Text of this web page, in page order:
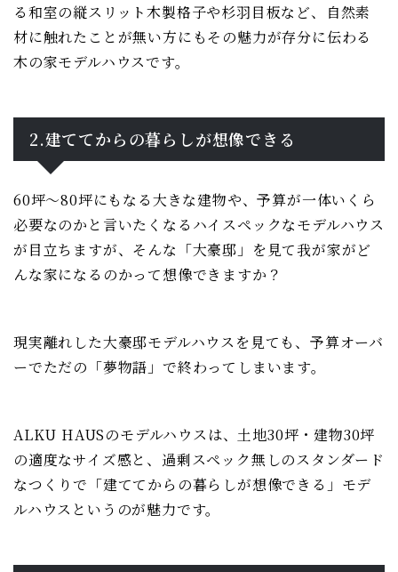
る和室の縦スリット木製格子や杉羽目板など、自然素
材に触れたことが無い方にもその魅力が存分に伝わる
木の家モデルハウスです。
2.建ててからの暮らしが想像できる
60坪～80坪にもなる大きな建物や、予算が一体いくら
必要なのかと言いたくなるハイスペックなモデルハウス
が目立ちますが、そんな「大豪邸」を見て我が家がど
んな家になるのかって想像できますか？
現実離れした大豪邸モデルハウスを見ても、予算オーバ
ーでただの「夢物語」で終わってしまいます。
ALKU HAUSのモデルハウスは、土地30坪・建物30坪
の適度なサイズ感と、過剰スペック無しのスタンダード
なつくりで「建ててからの暮らしが想像できる」モデ
ルハウスというのが魅力です。